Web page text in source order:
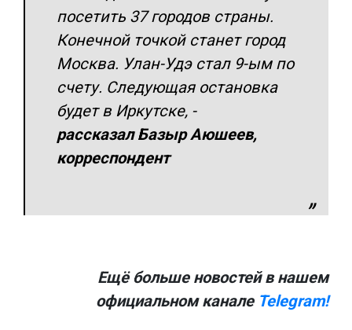
посетить 37 городов страны.
Конечной точкой станет город
Москва. Улан-Удэ стал 9-ым по
счету. Следующая остановка
будет в Иркутске, -
рассказал Базыр Аюшеев,
корреспондент
Ещё больше новостей в нашем
официальном канале Telegram!